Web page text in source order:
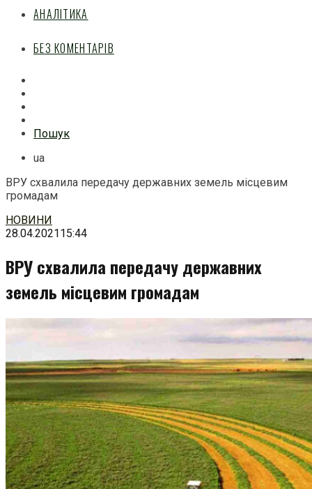
АНАЛІТИКА
БЕЗ КОМЕНТАРІВ
Пошук
ua
ВРУ схвалила передачу державних земель місцевим
громадам
Перейти
до
НОВИНИ
28.04.202115:44
ВРУ схвалила передачу державних
земель місцевим громадам